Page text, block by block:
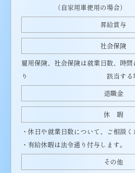
（自家用車使用の場合）
昇給賞与
社会保険
雇用保険、社会保険は就業日数、時間
り 該当する場合適
退職金
休 暇
・休日や就業日数について、ご相談く
・有給休暇は法令通り付与します。
その他